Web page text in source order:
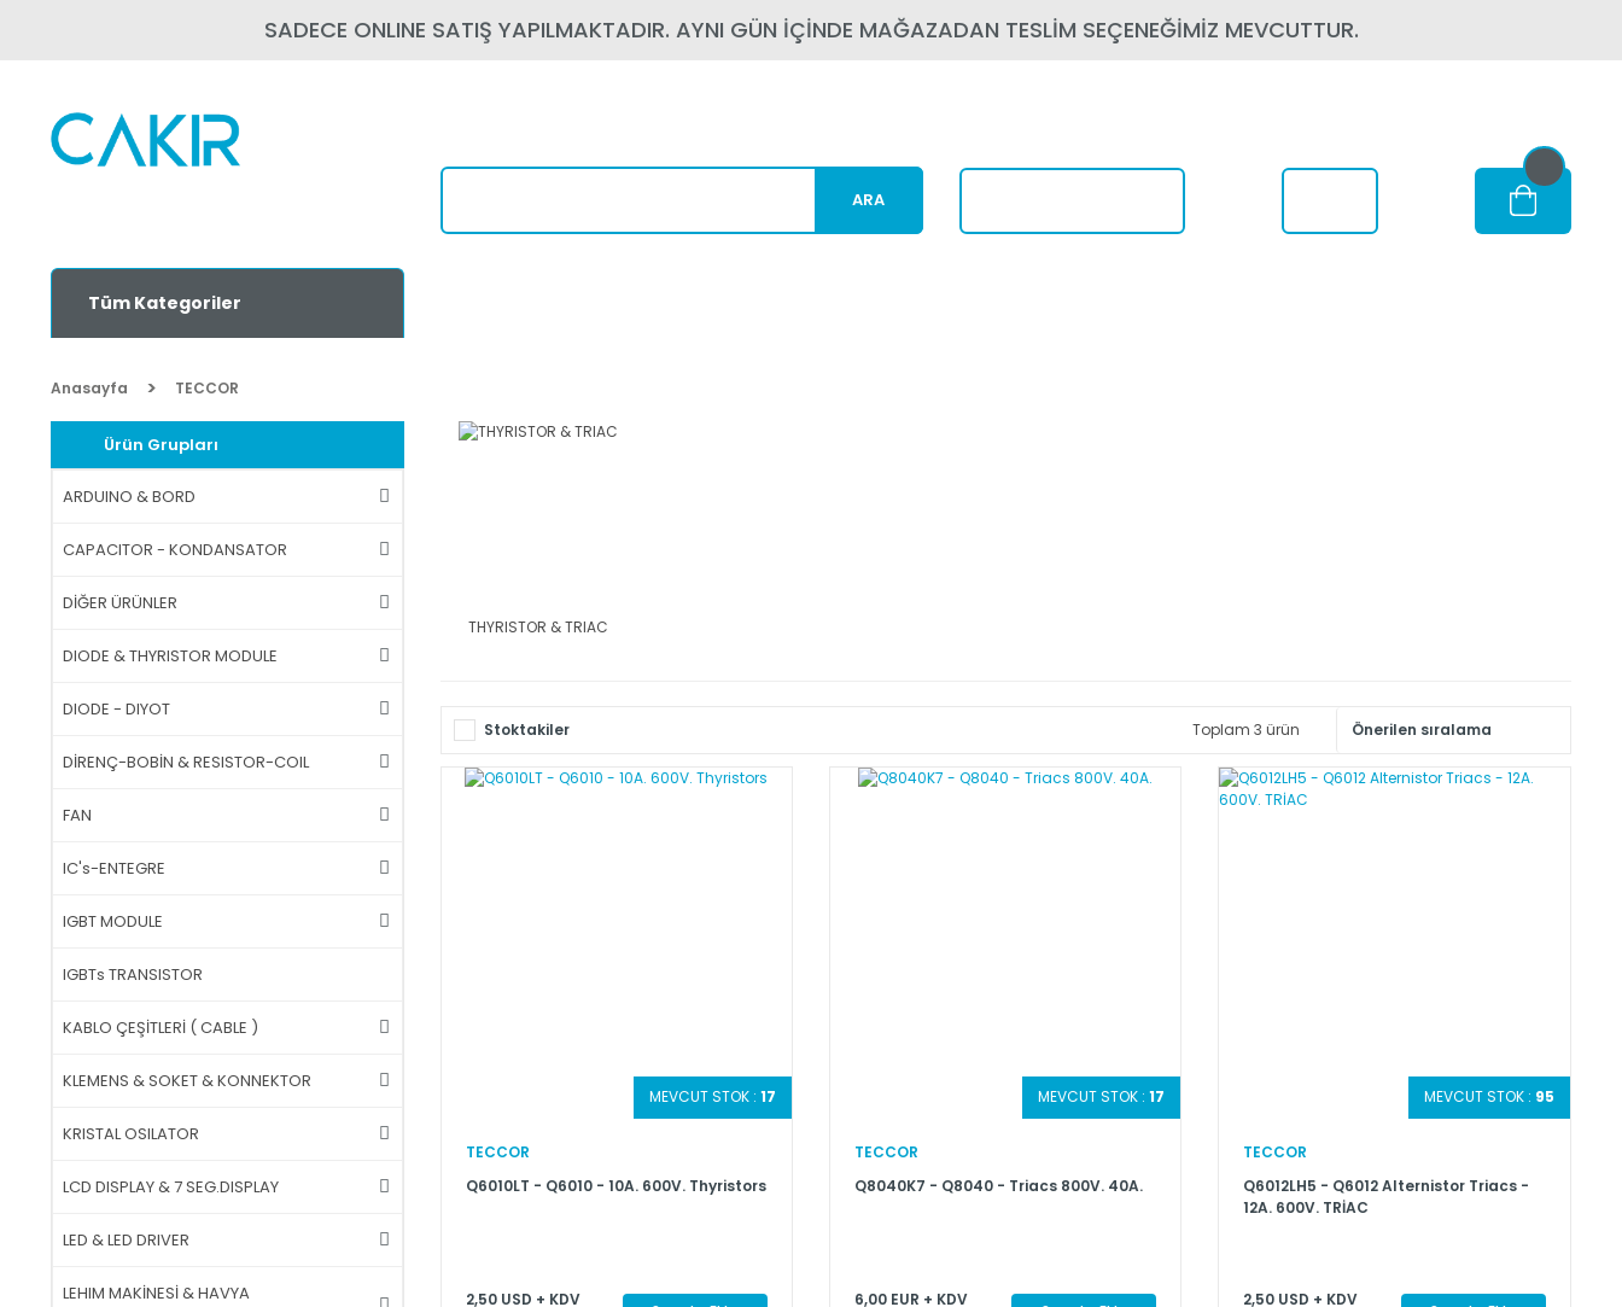
SADECE ONLINE SATIŞ YAPILMAKTADIR. AYNI GÜN İÇİNDE MAĞAZADAN TESLİM SEÇENEĞİMİZ MEVCUTTUR.
ARA
Tüm Kategoriler
Anasayfa TECCOR
Ürün Grupları
ARDUINO & BORD
CAPACITOR - KONDANSATOR
DİĞER ÜRÜNLER
DIODE & THYRISTOR MODULE
DIODE - DIYOT
DİRENÇ-BOBİN & RESISTOR-COIL
FAN
IC's-ENTEGRE
IGBT MODULE
IGBTs TRANSISTOR
KABLO ÇEŞİTLERİ ( CABLE )
KLEMENS & SOKET & KONNEKTOR
KRISTAL OSILATOR
LCD DISPLAY & 7 SEG.DISPLAY
LED & LED DRIVER
LEHIM MAKİNESİ & HAVYA
THYRISTOR & TRIAC
Stoktakiler Toplam 3 ürün
MEVCUT STOK : 17
TECCOR
Q6010LT - Q6010 - 10A. 600V. Thyristors
2,50 USD + KDV
MEVCUT STOK :17
TECCOR
Q8040K7 - Q8040 - Triacs 800V. 40A.
6,00 EUR + KDV
MEVCUT STOK : 95
TECCOR
Q6012LH5 - Q6012 Alternistor Triacs -
12A. 600V. TRİAC
2,50 USD + KDV